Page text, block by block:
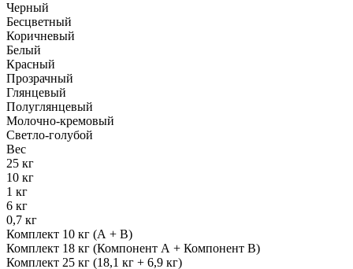
Черный
Бесцветный
Коричневый
Белый
Красный
Прозрачный
Глянцевый
Полуглянцевый
Молочно-кремовый
Светло-голубой
Вес
25 кг
10 кг
1 кг
6 кг
0,7 кг
Комплект 10 кг (А + В)
Комплект 18 кг (Компонент А + Компонент В)
Комплект 25 кг (18,1 кг + 6,9 кг)